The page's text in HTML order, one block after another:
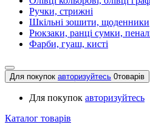
Ручки, стрижні
Шкільні зошити, щоденники
Рюкзаки, ранці сумки,
Фарби, гуаш, кисті
Для покупок авторизуйтесь 0товарів
Для покупок авторизуйтесь
Каталог товарів